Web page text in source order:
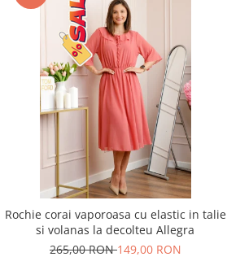
Rochie corai vaporoasa cu elastic in talie
si volanas la decolteu Allegra
265,00 RON149,00 RON